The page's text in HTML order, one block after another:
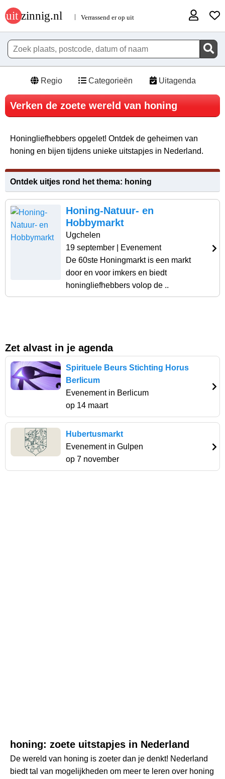
Regio Categorieën Uitagenda
Verken de zoete wereld van honing
Honingliefhebbers opgelet! Ontdek de geheimen van
honing en bijen tijdens unieke uitstapjes in Nederland.
Ontdek uitjes rond het thema: honing
Honing-Natuur- en
Hobbymarkt
Ugchelen
19 september | Evenement
De 60ste Honingmarkt is een markt
door en voor imkers en biedt
honingliefhebbers volop de ..
Zet alvast in je agenda
Spirituele Beurs Stichting Horus
Berlicum
Evenement in Berlicum
op 14 maart
Hubertusmarkt
Evenement in Gulpen
op 7 november
honing: zoete uitstapjes in Nederland
De wereld van honing is zoeter dan je denkt! Nederland
biedt tal van mogelijkheden om meer te leren over honing